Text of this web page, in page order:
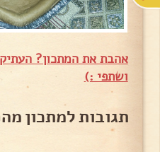
אהבת את המתכון?
ושתפי :)
תגובות למתכון